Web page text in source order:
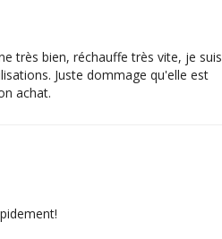
très bien, réchauffe très vite, je suis
Juste dommage qu'elle est
achat.